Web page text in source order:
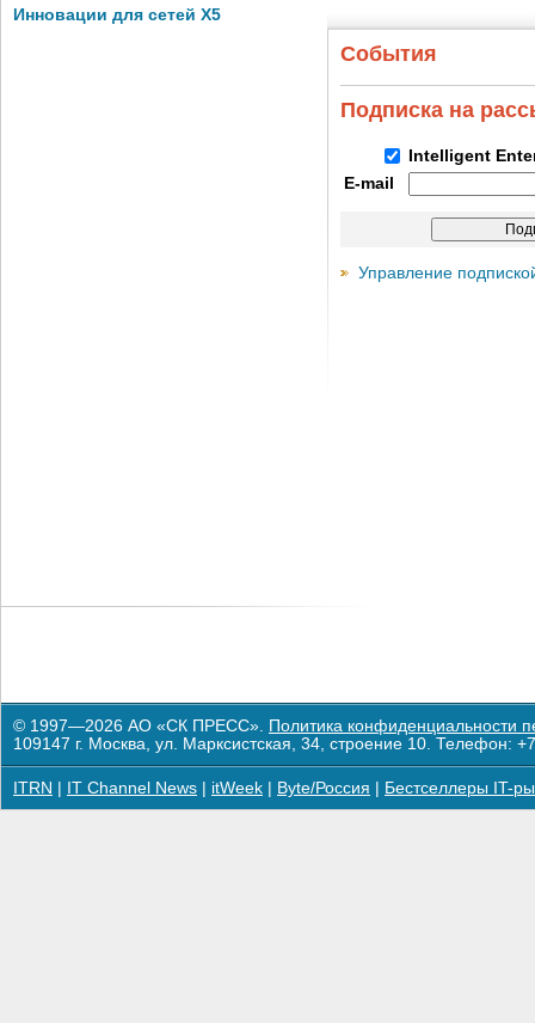
Инновации для сетей X5
События
Подписка на
Intelligent
E-mail
Управление
© 1997—2026 АО «СК ПРЕСС». Политика конфиденциальности
109147 г. Москва, ул. Марксистская, 34, строение 10. Телефон:
ITRN IT Channel News itWeek Byte/Россия Бестселлеры IT-